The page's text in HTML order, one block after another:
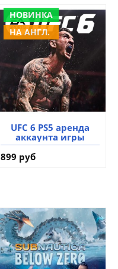
НОВИНКА
НА АНГЛ.
UFC 6 PS5 аренда
аккаунта игры
899 руб